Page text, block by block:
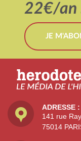
22€/an
JE
ADRESSE :
141 rue
75014